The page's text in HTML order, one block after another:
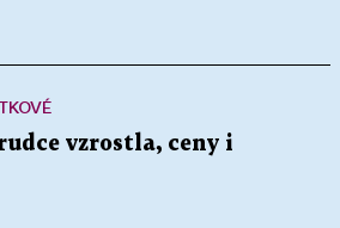
vzrostla, ceny i